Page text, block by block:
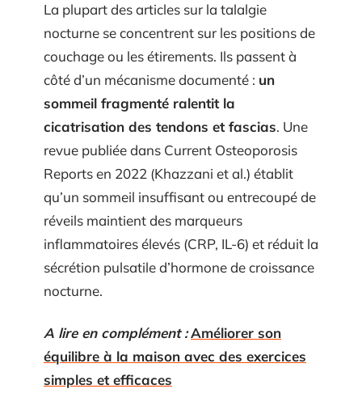
La plupart des articles sur la talalgie
nocturne se concentrent sur les positions de
couchage ou les étirements. Ils passent à
côté d’un mécanisme documenté : un
sommeil fragmenté ralentit la
cicatrisation des tendons et fascias. Une
revue publiée dans Current Osteoporosis
Reports en 2022 (Khazzani et al.) établit
qu’un sommeil insuffisant ou entrecoupé de
réveils maintient des marqueurs
inflammatoires élevés (CRP, IL-6) et réduit la
sécrétion pulsatile d’hormone de croissance
nocturne.
A lire en complément :Améliorer son
équilibre à la maison avec des exercices
simples et efficaces